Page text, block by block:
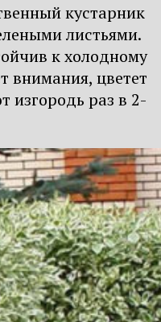
кустарник
листьями.
к холодному
внимания, цветет
раз в 2-